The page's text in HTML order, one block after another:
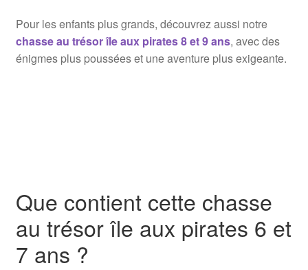
Pour les enfants plus grands, découvrez aussi notre
chasse au trésor île aux pirates 8 et 9 ans, avec des
énigmes plus poussées et une aventure plus exigeante.
Que contient cette chasse
au trésor île aux pirates 6 et
7 ans ?